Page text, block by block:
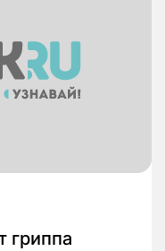
гриппа